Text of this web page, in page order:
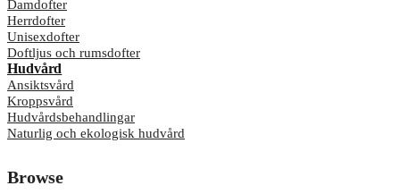
Damdofter
Herrdofter
Unisexdofter
Doftljus och rumsdofter
Hudvård
Ansiktsvård
Kroppsvård
Hudvårdsbehandlingar
Naturlig och ekologisk hudvård
Browse